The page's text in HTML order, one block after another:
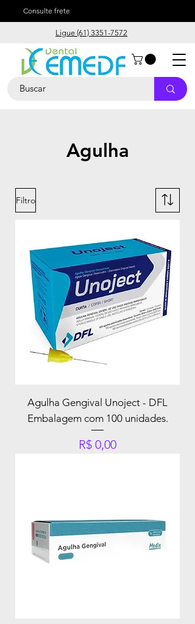
Consulte frete
Ligue (61) 3351-7572
Agulha
Filtro
Agulha Gengival Unoject - DFL
Embalagem com 100 unidades.
Preço
R$ 0,00